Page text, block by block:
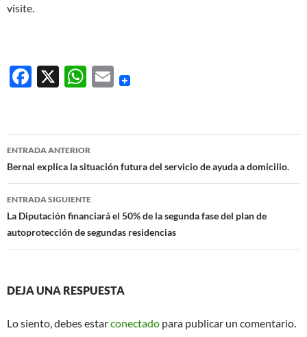
visite.
F
b
o
o
k
X
W
s
A
p
p
E
Navegación
de
entradas
ENTRADA ANTERIOR
Bernal explica la situación futura del servicio de ayuda a domicilio.
ENTRADA SIGUIENTE
La Diputación financiará el 50% de la segunda fase del plan de
autoprotección de segundas residencias
DEJA UNA RESPUESTA
Lo siento, debes estarconectado para publicar un comentario.